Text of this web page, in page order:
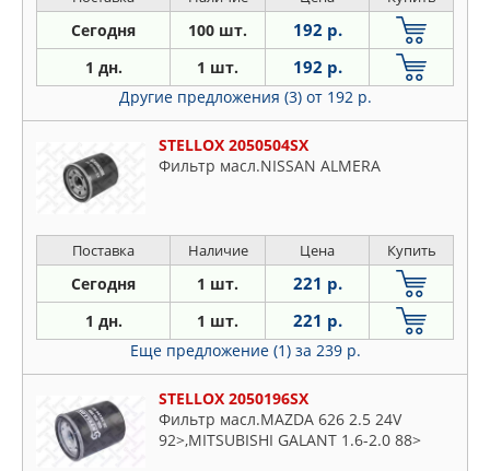
Сегодня 100 шт. 192 р.
1 дн. 1 шт. 192 р.
Другие предложения (3) от 192 р.
STELLOX 2050504SX
Фильтр масл.NISSAN ALMERA
Поставка Наличие Цена Купить
Сегодня 1 шт. 221 р.
1 дн. 1 шт. 221 р.
Еще предложение (1) за 239 р.
STELLOX 2050196SX
Фильтр масл.MAZDA 626 2.5 24V
92>,MITSUBISHI GALANT 1.6-2.0 88>